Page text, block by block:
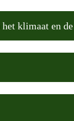
klimaat en